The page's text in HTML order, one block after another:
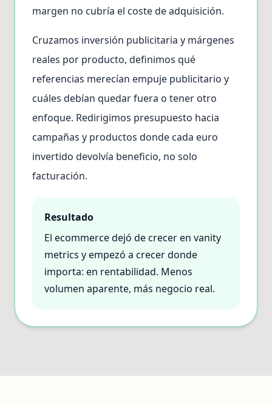
margen no cubría el coste de adquisición.
Cruzamos inversión publicitaria y márgenes
reales por producto, definimos qué
referencias merecían empuje publicitario y
cuáles debían quedar fuera o tener otro
enfoque. Redirigimos presupuesto hacia
campañas y productos donde cada euro
invertido devolvía beneficio, no solo
facturación.
Resultado
El ecommerce dejó de crecer en vanity
metrics y empezó a crecer donde
importa: en rentabilidad. Menos
volumen aparente, más negocio real.